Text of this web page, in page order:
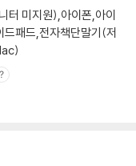
터 미지원),아이폰,아이
패드,전자책단말기(저